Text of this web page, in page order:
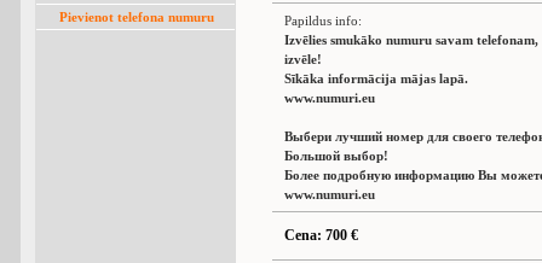
Pievienot telefona numuru
Papildus info:
Izvēlies smukāko numuru savam
izvēle!
Sīkāka informācija mājas lapā.
www.numuri.eu
Выбери лучший номер для своего
Большой выбор!
Более подробную информацию Вы
www.numuri.eu
Cena: 700 €